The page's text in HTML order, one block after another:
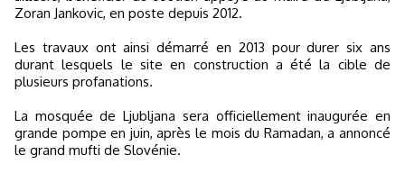
Zoran Jankovic, en poste depuis 2012.
Les travaux ont ainsi démarré en 2013 pour durer six ans
durant lesquels le site en construction a été la cible de
plusieurs profanations.
La mosquée de Ljubljana sera officiellement inaugurée en
grande pompe en juin, après le mois du Ramadan, a annoncé
le grand mufti de Slovénie.